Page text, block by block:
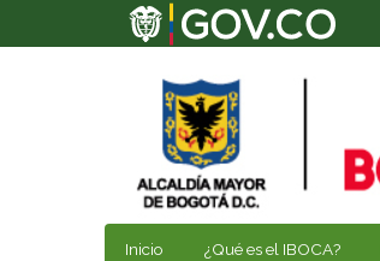
Inicio ¿Qué es el IBOCA?